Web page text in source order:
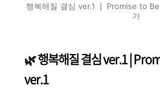
행복해질 결심 ver.1 ❘ Promise to
가
🌿 행복해질 결심 ver.1 |
ver.1